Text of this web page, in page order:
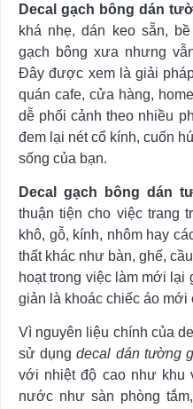
Decal gạch bông dán
khá nhẹ, dán keo sẵn,
gạch bông xưa nhưng
Đây được xem là giải
quán cafe, cửa hàng,
dễ phối cảnh theo nhiều
đem lại nét cổ kính, cuốn
sống của bạn.
Decal gạch bông dán
thuận tiện cho việc trang
khô, gỗ, kính, nhôm hay
thất khác như bàn, ghế,
hoạt trong việc làm mới lại
giản là khoác chiếc áo mới
Vì nguyên liệu chính của
sử dụngdecal dán tường
với nhiệt độ cao như khu
nước như sàn phòng